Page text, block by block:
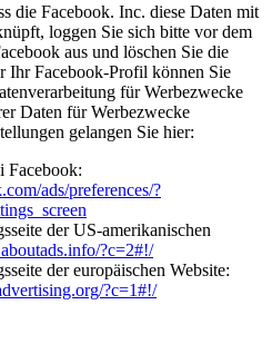
die Facebook. Inc. diese Daten mit
loggen Sie sich bitte vor dem
aus und löschen Sie die
Ihr Facebook-Profil können Sie
für Werbezwecke
Daten für Werbezwecke
gelangen Sie hier:
Facebook:
ads/preferences/?
der US-amerikanischen
?c=2#!/
der europäischen Website:
?c=1#!/